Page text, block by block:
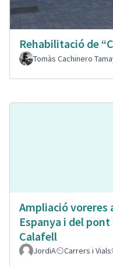
Rehabilitació de
Tomàs Cachinero
Ampliació voreres
Espanya i del pont
Calafell
JordiA Carrers i Vials